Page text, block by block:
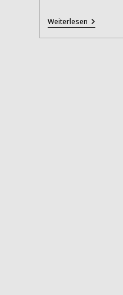
Weiterlesen„Hochbau“
–
Bauen